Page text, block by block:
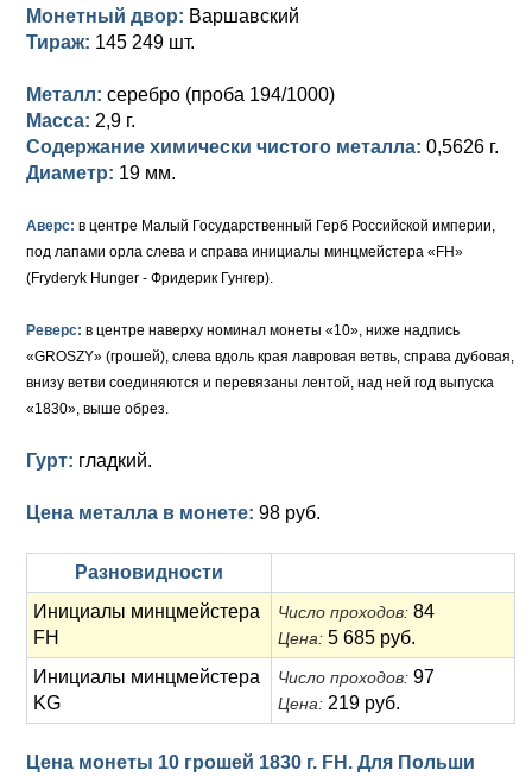
Памятные и донативные
Для Грузии
Для Польши
Памятные и донативные
Медь
Для Польши
Серебро
Золото
Сибирские монеты
Таврические монеты
Петр III (1762)
Елизавета I (1741-1762)
Серебро
Для Пруссии
Альбертусталер
Иоанн Антонович (1740-1741)
Анна Иоанновна (1730-1740)
Екатерина I (1725-1727)
Золото
Серебро
Монетный двор: Варшавский
Тираж: 145 249 шт.
Металл: серебро (проба 194/1000)
Масса: 2,9 г.
Содержание химически чистого металла: 0,5626 г.
Диаметр: 19 мм.
Аверс: в центре Малый Государственный Герб Российской империи,
под лапами орла слева и справа инициалы минцмейстера «FH»
(Fryderyk Hunger - Фридерик Гунгер).
Реверс: в центре наверху номинал монеты «10», ниже надпись
«GROSZY» (грошей), слева вдоль края лавровая ветвь, справа дубовая,
внизу ветви соединяются и перевязаны лентой, над ней год выпуска
«1830», выше обрез.
Гурт: гладкий.
Цена металла в монете: 98 руб.
Разновидности
Инициалы минцмейстера
FH
Число проходов: 84
Цена: 5 685 руб.
Инициалы минцмейстера
KG
Число проходов: 97
Цена: 219 руб.
Цена монеты 10 грошей 1830 г. FH. Для Польши